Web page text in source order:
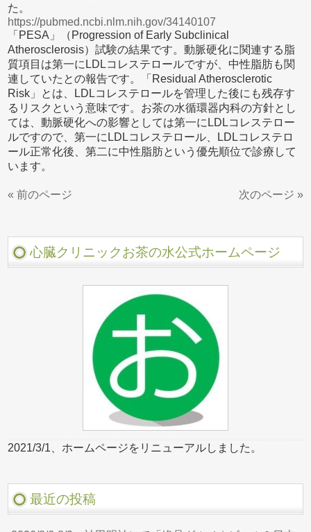
た。
https://pubmed.ncbi.nlm.nih.gov/34140107
「PESA」（Progression of Early Subclinical
Atherosclerosis）試験の結果です。動脈硬化に関連する脂
質項目は第一にLDLコレステロールですが、中性脂肪も関
連していたとの報告です。「Residual Atherosclerotic
Risk」とは、LDLコレステロールを管理した後にも残存す
るリスクという意味です。お茶の水循環器内科の方針とし
ては、動脈硬化への影響としては第一にLDLコレステロー
ルですので、第一にLDLコレステロール、LDLコレステロ
ール正常化後、第二に中性脂肪という優先順位で診療して
います。
« 前のページ 次のページ »
心臓クリニックお茶の水公式ホームページ
2021/3/1、ホームページをリニューアルしました。
最近の投稿